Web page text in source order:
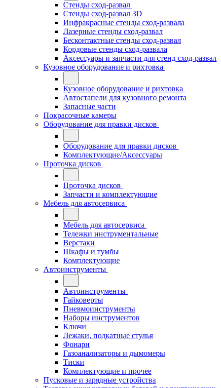
Стенды сход-развал
Стенды сход-развал 3D
Инфракрасные стенды сход-развала
Лазерные стенды сход-развал
Бесконтактные стенды сход-развал
Кордовые стенды сход-развала
Аксессуары и запчасти для стенд сход-развал
Кузовное оборудование и рихтовка
Кузовное оборудование и рихтовка
Автостапели для кузовного ремонта
Запасные части
Покрасочные камеры
Оборудование для правки дисков
Оборудование для правки дисков
Комплектующие/Аксессуары
Проточка дисков
Проточка дисков
Запчасти и комплектующие
Мебель для автосервиса
Мебель для автосервиса
Тележки инструментальные
Верстаки
Шкафы и тумбы
Комплектующие
Автоинструменты
Автоинструменты
Гайковерты
Пневмоинструменты
Наборы инструментов
Ключи
Лежаки, подкатные стулья
Фонари
Газоанализаторы и дымомеры
Тиски
Комплектующие и прочее
Пусковые и зарядные устройства